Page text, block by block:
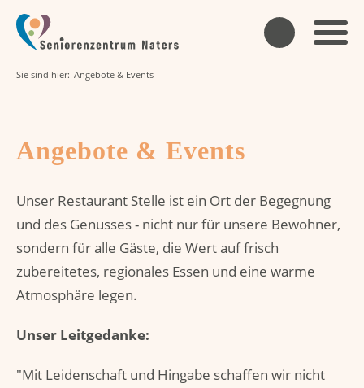
Sie sind hier: Angebote & Events
Angebote & Events
Unser Restaurant Stelle ist ein Ort der Begegnung
und des Genusses - nicht nur für unsere Bewohner,
sondern für alle Gäste, die Wert auf frisch
zubereitetes, regionales Essen und eine warme
Atmosphäre legen.
Unser Leitgedanke:
"Mit Leidenschaft und Hingabe schaffen wir nicht